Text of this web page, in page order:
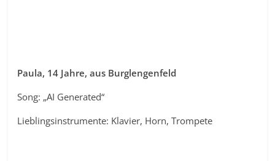
Paula, 14 Jahre, aus Burglengenfeld
Song: „AI Generated“
Lieblingsinstrumente: Klavier, Horn, Trompete